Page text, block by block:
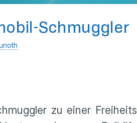
Schmuggler
zu einer